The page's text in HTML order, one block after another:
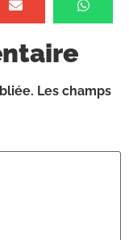
Les champs